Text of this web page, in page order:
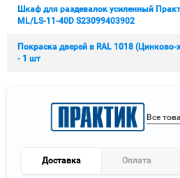
Шкаф для раздевалок усиленный
ML/LS-11-40D S23099403902
Покраска дверей в RAL 1018
- 1 шт
Все
Доставка Оплата